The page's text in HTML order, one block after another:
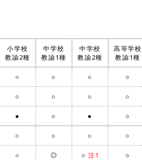
卒業生の皆様
新潟大学
創立記念写真集
小学校
教諭2種
中学校
教諭1種
中学校
教諭2種
高等学校
教諭1種
○ ○ ○ ○
○ ○ ○ ○
● ○ ● ○
○ ○ ○ ○
○ ◎ ○ 注1 ○